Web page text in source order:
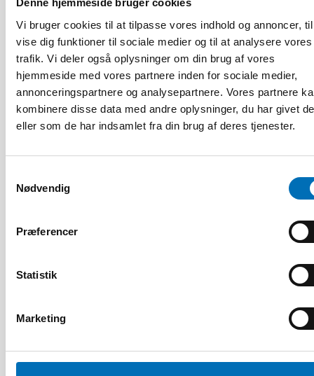
Denne hjemmeside bruger cookies
Vi bruger cookies til at tilpasse vores indhold og annoncer,
vise dig funktioner til sociale medier og til at analysere vores
trafik. Vi deler også oplysninger om din brug af vores
hjemmeside med vores partnere inden for sociale medier,
annonceringspartnere og analysepartnere. Vores partnere
kombinere disse data med andre oplysninger, du har givet
eller som de har indsamlet fra din brug af deres tjenester.
Nødvendig
Præferencer
Statistik
Marketing
HANDICAP
17 jun 2026
“Active citizenship is not a privilege; it is a
right”